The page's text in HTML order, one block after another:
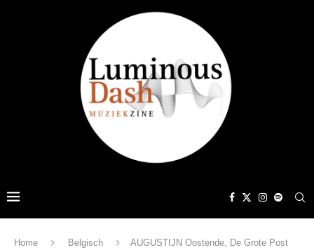
Home Belgisch
AUGUSTIJN Oostende, De Grote Post